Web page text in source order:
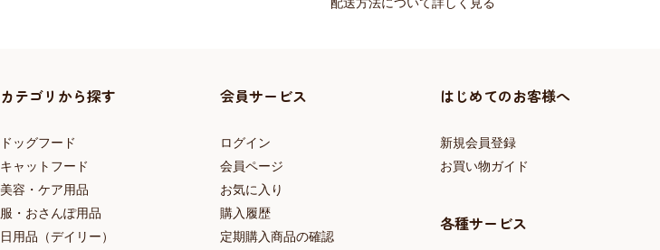
カテゴリから探す
ドッグフード
キャットフード
美容・ケア用品
服・おさんぽ用品
日用品（デイリー）
会員サービス
ログイン
会員ページ
お気に入り
購入履歴
定期購入商品の確認
はじめてのお客様へ
新規会員登録
お買い物ガイド
各種サービス